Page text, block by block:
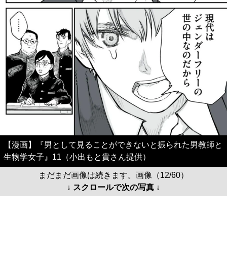
【漫画】『男として見ることができないと振られた男教師と
生物学女子』11（小出もと貴さん提供）
まだまだ画像は続きます。画像（12/60）
↓ スクロールで次の写真 ↓